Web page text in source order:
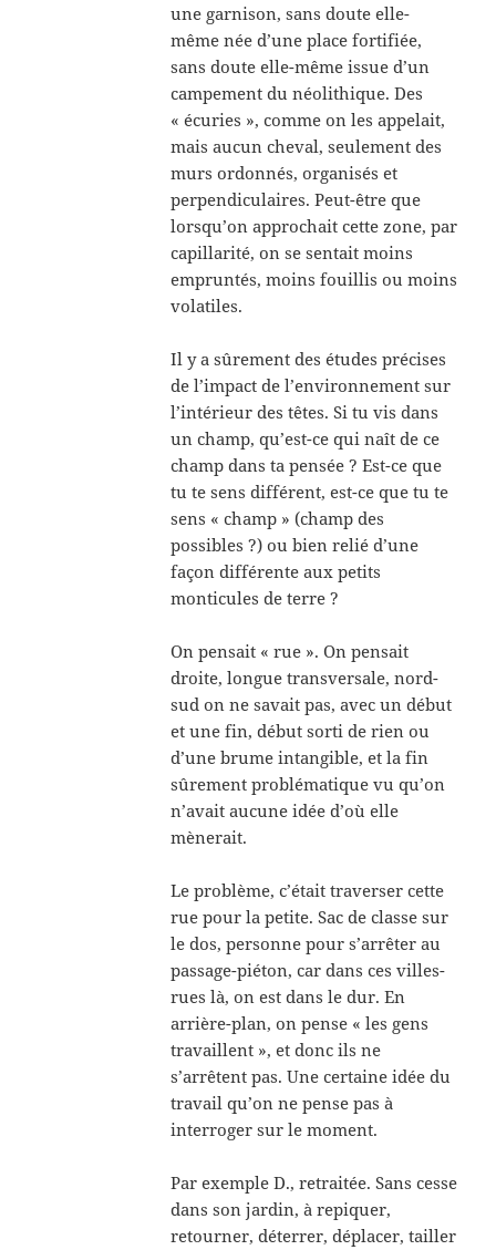
une garnison, sans doute elle-
même née d’une place fortifiée,
sans doute elle-même issue d’un
campement du néolithique. Des
« écuries », comme on les appelait,
mais aucun cheval, seulement des
murs ordonnés, organisés et
perpendiculaires. Peut-être que
lorsqu’on approchait cette zone, par
capillarité, on se sentait moins
empruntés, moins fouillis ou moins
volatiles.
Il y a sûrement des études précises
de l’impact de l’environnement sur
l’intérieur des têtes. Si tu vis dans
un champ, qu’est-ce qui naît de ce
champ dans ta pensée ? Est-ce que
tu te sens différent, est-ce que tu te
sens « champ » (champ des
possibles ?) ou bien relié d’une
façon différente aux petits
monticules de terre ?
On pensait « rue ». On pensait
droite, longue transversale, nord-
sud on ne savait pas, avec un début
et une fin, début sorti de rien ou
d’une brume intangible, et la fin
sûrement problématique vu qu’on
n’avait aucune idée d’où elle
mènerait.
Le problème, c’était traverser cette
rue pour la petite. Sac de classe sur
le dos, personne pour s’arrêter au
passage-piéton, car dans ces villes-
rues là, on est dans le dur. En
arrière-plan, on pense « les gens
travaillent », et donc ils ne
s’arrêtent pas. Une certaine idée du
travail qu’on ne pense pas à
interroger sur le moment.
Par exemple D., retraitée. Sans cesse
dans son jardin, à repiquer,
retourner, déterrer, déplacer, tailler